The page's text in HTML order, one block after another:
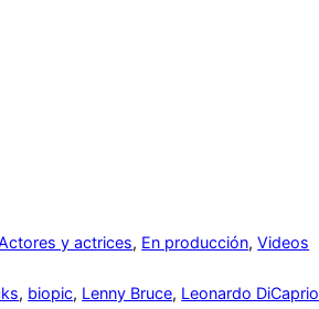
y actrices, En producción, Videos
, biopic, Lenny Bruce, Leonardo DiCaprio